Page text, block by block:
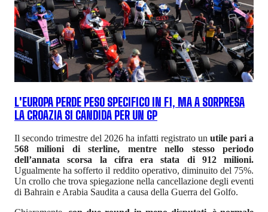
L'EUROPA PERDE PESO SPECIFICO IN F1, MA A SORPRESA
LA CROAZIA SI CANDIDA PER UN GP
Il secondo trimestre del 2026 ha infatti registrato un utile pari a
568 milioni di sterline, mentre nello stesso periodo
dell’annata scorsa la cifra era stata di 912 milioni.
Ugualmente ha sofferto il reddito operativo, diminuito del 75%.
Un crollo che trova spiegazione nella cancellazione degli eventi
di Bahrain e Arabia Saudita a causa della Guerra del Golfo.